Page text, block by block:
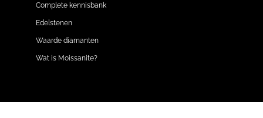
Complete kennisbank
Edelstenen
Waarde diamanten
Wat is Moissanite?